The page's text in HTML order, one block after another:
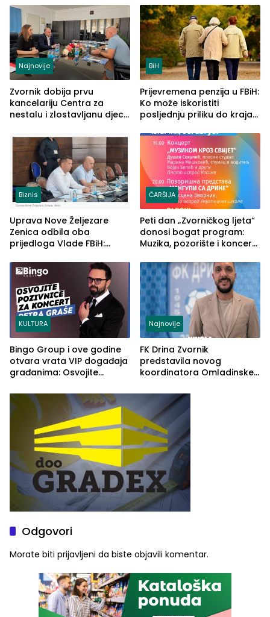
vidljive na njima
ljeta (FOTO)
Najnovije
Zvornik dobija prvu
kancelariju Centra za
nestalu i zlostavljanu djecu
BiH
Prijevremena penzija u FBiH:
Ko može iskoristiti
posljednju priliku do kraja
Biznis
Uprava Nove Željezare
Zenica odbila oba
prijedloga Vlade FBiH:
rješenje
ČARŠIJA
Peti dan „Zvorničkog ljeta“
donosi bogat program:
Muzika, pozorište i koncert
KULTURA
Bingo Group i ove godine
otvara vrata VIP događaja
građanima: Osvojite
Graše
Najnovije
FK Drina Zvornik
predstavila novog
koordinatora Omladinske
Odgovori
Morate biti prijavljeni da biste objavili komentar.